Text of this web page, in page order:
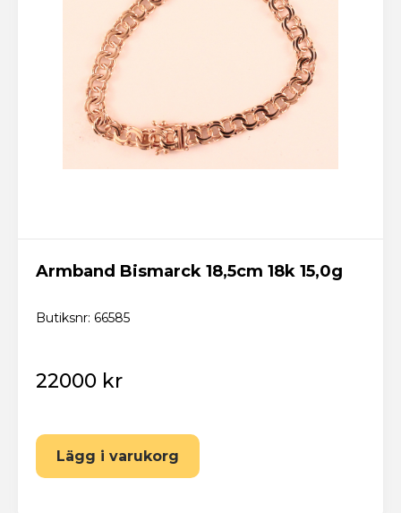
Armband Bismarck 18,5cm 18k 15,0g
Butiksnr: 66585
22000 kr
Lägg i varukorg